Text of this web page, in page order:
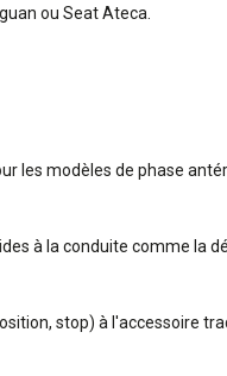
ou Seat Ateca.
les modèles de phase
à la conduite comme la
stop) à l'accessoire